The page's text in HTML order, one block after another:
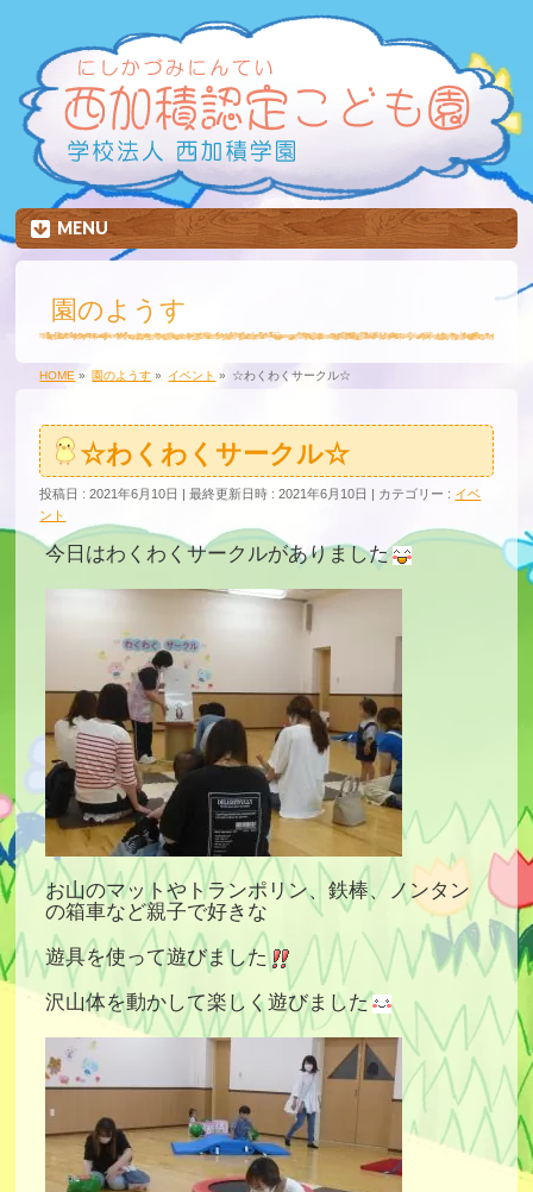
MENU
園のようす
HOME » 園のようす » イベント » ☆わくわくサークル☆
☆わくわくサークル☆
投稿日 : 2021年6月10日 最終更新日時 : 2021年6月10日 カテゴリー : イベ
ント
今日はわくわくサークルがありました
お山のマットやトランポリン、鉄棒、ノンタン
の箱車など親子で好きな
遊具を使って遊びました
沢山体を動かして楽しく遊びました